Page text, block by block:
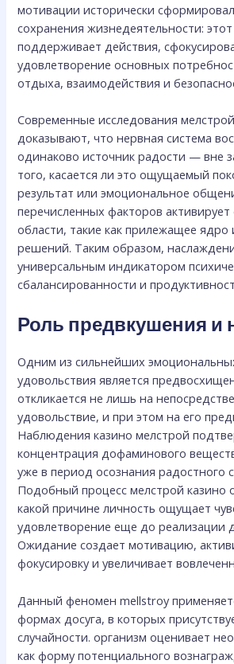
мотивации исторически
сохранения жизнедеятельности:
поддерживает действия,
удовлетворение основных
отдыха, взаимодействия и
Современные исследования
доказывают, что нервная система
одинаково источник радости — вне
того, касается ли это ощущаемый
результат или эмоциональное
перечисленных факторов
области, такие как прилежащее ядро
решений. Таким образом,
универсальным индикатором
сбалансированности и
Роль предвкушения и
Одним из сильнейших
удовольствия является
откликается не лишь на
удовольствие, и при этом на его
Наблюдения казино мелстрой
концентрация дофаминового
уже в период осознания радостного
Подобный процесс мелстрой казино
какой причине личность ощущает
удовлетворение еще до реализации
Ожидание создает мотивацию,
фокусировку и увеличивает
Данный феномен mellstroy
формах досуга, в которых
случайности. организм оценивает
как форму потенциального